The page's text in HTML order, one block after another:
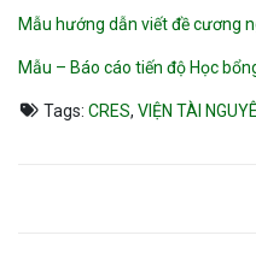
Mẫu hướng dẫn viết đề cương
Mẫu – Báo cáo tiến độ Học
Tags: CRES, VIỆN TÀI